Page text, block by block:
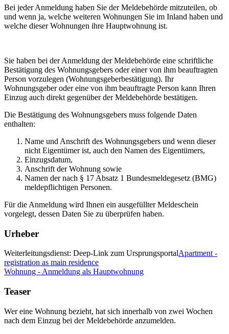
Bei jeder Anmeldung haben Sie der Meldebehörde mitzuteilen, ob
und wenn ja, welche weiteren Wohnungen Sie im Inland haben und
welche dieser Wohnungen ihre Hauptwohnung ist.
Sie haben bei der Anmeldung der Meldebehörde eine schriftliche
Bestätigung des Wohnungsgebers oder einer von ihm beauftragten
Person vorzulegen (Wohnungsgeberbestätigung). Ihr
Wohnungsgeber oder eine von ihm beauftragte Person kann Ihren
Einzug auch direkt gegenüber der Meldebehörde bestätigen.
Die Bestätigung des Wohnungsgebers muss folgende Daten
enthalten:
Name und Anschrift des Wohnungsgebers und wenn dieser
nicht Eigentümer ist, auch den Namen des Eigentümers,
Einzugsdatum,
Anschrift der Wohnung sowie
Namen der nach § 17 Absatz 1 Bundesmeldegesetz (BMG)
meldepflichtigen Personen.
Für die Anmeldung wird Ihnen ein ausgefüllter Meldeschein
vorgelegt, dessen Daten Sie zu überprüfen haben.
Urheber
Weiterleitungsdienst: Deep-Link zum UrsprungsportalApartment -
registration as main residence
Wohnung - Anmeldung als Hauptwohnung
Teaser
Wer eine Wohnung bezieht, hat sich innerhalb von zwei Wochen
nach dem Einzug bei der Meldebehörde anzumelden.